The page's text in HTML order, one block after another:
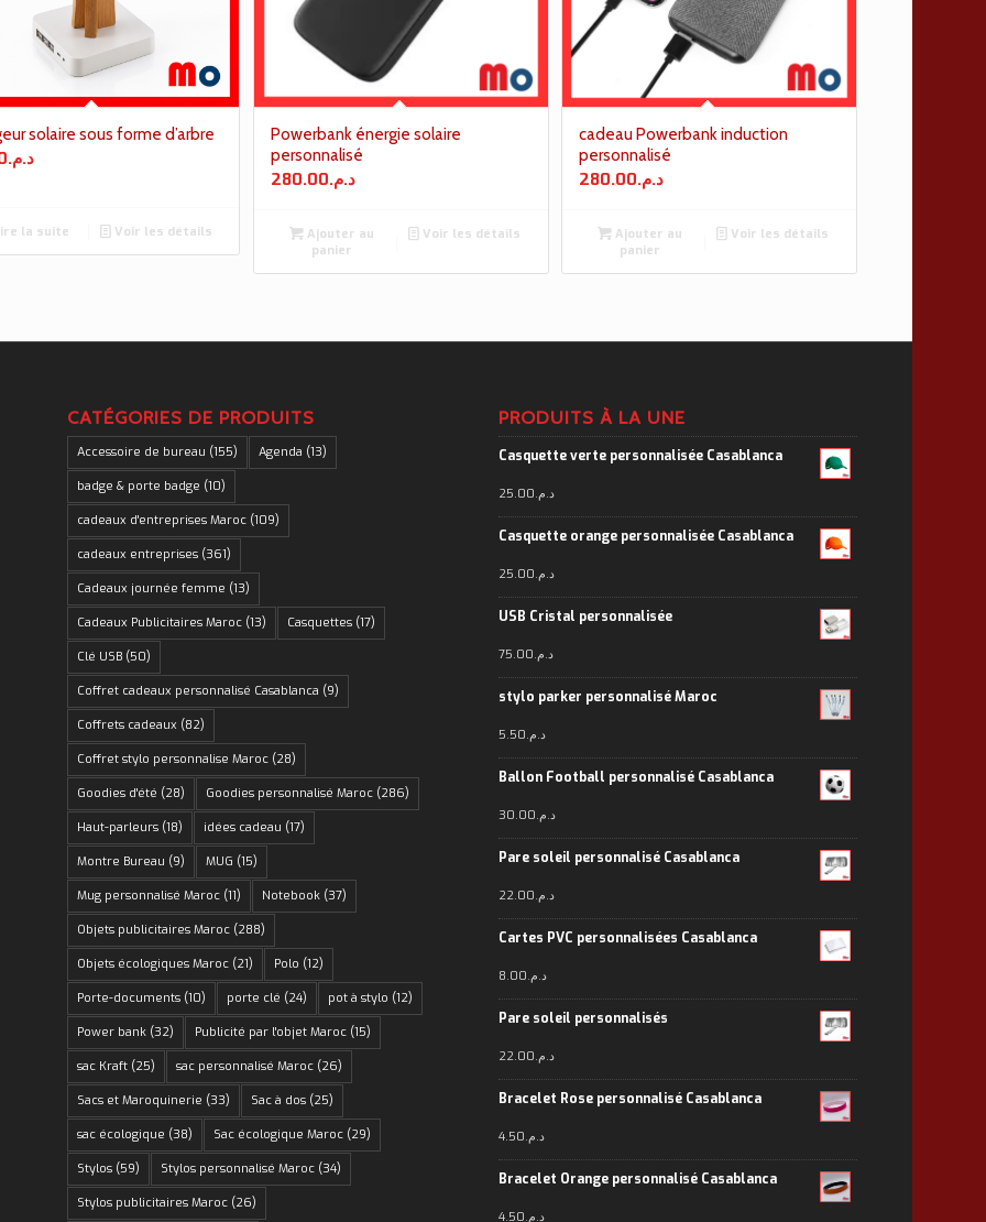
solaire sous forme d’arbre
د.م.
la suite Voir les détails
Powerbank énergie solaire
personnalisé
د.م.280.00
Ajouter au
panier
Voir les détails
cadeau Powerbank induction
personnalisé
د.م.280.00
Ajouter au
panier
Voir les détails
CATÉGORIES DE PRODUITS
Accessoire de bureau (155) Agenda (13)
badge & porte badge (10)
cadeaux d'entreprises Maroc (109)
cadeaux entreprises (361)
Cadeaux journée femme (13)
Cadeaux Publicitaires Maroc (13) Casquettes (17)
Clé USB (50)
Coffret cadeaux personnalisé Casablanca (9)
Coffrets cadeaux (82)
Coffret stylo personnalise Maroc (28)
Goodies d'été (28) Goodies personnalisé Maroc (286)
Haut-parleurs (18) idées cadeau (17)
Montre Bureau (9) MUG (15)
Mug personnalisé Maroc (11) Notebook (37)
Objets publicitaires Maroc (288)
Objets écologiques Maroc (21) Polo (12)
Porte-documents (10) porte clé (24) pot à stylo (12)
Power bank (32) Publicité par l'objet Maroc (15)
sac Kraft (25) sac personnalisé Maroc (26)
Sacs et Maroquinerie (33) Sac à dos (25)
sac écologique (38) Sac écologique Maroc (29)
Stylos (59) Stylos personnalisé Maroc (34)
Stylos publicitaires Maroc (26)
PRODUITS À LA UNE
Casquette verte personnalisée Casablanca
د.م.25.00
Casquette orange personnalisée Casablanca
د.م.25.00
USB Cristal personnalisée
د.م.75.00
stylo parker personnalisé Maroc
د.م.5.50
Ballon Football personnalisé Casablanca
د.م.30.00
Pare soleil personnalisé Casablanca
د.م.22.00
Cartes PVC personnalisées Casablanca
د.م.8.00
Pare soleil personnalisés
د.م.22.00
Bracelet Rose personnalisé Casablanca
د.م.4.50
Bracelet Orange personnalisé Casablanca
د.م.4.50